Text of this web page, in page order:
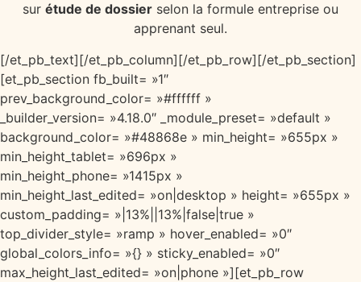
sur étude de dossier selon la formule entreprise ou
apprenant seul.
[/et_pb_text][/et_pb_column][/et_pb_row][/et_pb_section]
[et_pb_section fb_built= »1″
prev_background_color= »#ffffff »
_builder_version= »4.18.0″ _module_preset= »default »
background_color= »#48868e » min_height= »655px »
min_height_tablet= »696px »
min_height_phone= »1415px »
min_height_last_edited= »on|desktop » height= »655px »
custom_padding= »|13%||13%|false|true »
top_divider_style= »ramp » hover_enabled= »0″
global_colors_info= »{} » sticky_enabled= »0″
max_height_last_edited= »on|phone »][et_pb_row